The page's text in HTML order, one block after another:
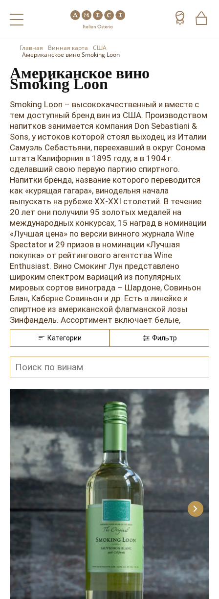
Назад
Холодные напитки
Кофе
Назад
Вино
Игристое вино
Портвейн
Херес
Красные вина
Белые вина
Розовые вина
Итальянские вина
Французские вина
Испанские вина
Назад
Виски
Арманьяк
Текила
Мескаль
Кальвадос
Джин
Ром
Граппа
Водка
Саке
Пиво
Главная Винная карта
США
Американское вино Smoking Loon
Американское вино
Smoking Loon
Smoking Loon – высококачественный и вместе с
тем доступный бренд вин из США. Производством
напитков занимается компания Don Sebastiani &
Sons, у истоков которой стоял выходец из Италии
Самуэль Себастьяни, переехавший в округ Сонома
штата Калифорния в 1895 году, а в 1904 г.
сделавший свою первую партию спиртного.
Напитки бренда, название которого переводится
как «курящая гагара», винодельня начала
выпускать на рубеже XX-XXI столетий. В течение
20 лет они получили 95 золотых медалей на
международных конкурсах, 15 наград в номинации
«Лучшая цена» по версии винного журнала Wine
Spectator и 29 призов в номинации «Лучшая
покупка» от рейтингового агентства Wine
Enthusiast. Вино Смокинг Лун представлено
широким спектром вариаций из популярных
мировых сортов винограда – Шардоне, Совиньон
Блан, Каберне Совиньон и др. Есть в линейке и
спиртное из американской флагманской лозы
Зинфандель. Ассортимент включает белые,
розовые и красные моносепажные напитки,
выражающие богатую вкусоароматику той или
выпускается молодым и после выдержки в дубе,
Категории Фильтр